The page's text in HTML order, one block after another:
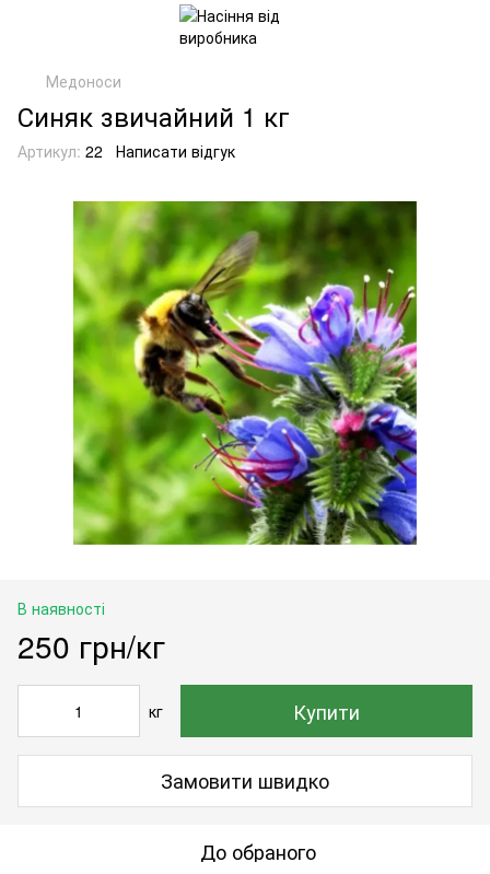
Медоноси
Синяк звичайний 1 кг
Артикул: 22 Написати відгук
В наявності
250 грн/кг
кг Купити
Замовити швидко
До обраного